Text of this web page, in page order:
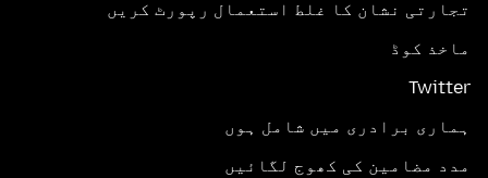
تجارتی نشان کا غلط استعمال رپورٹ کریں
ماخذ کوڈ
Twitter
ہماری برادری میں شامل ہوں
مدد مضامین کی کھوج لگائیں